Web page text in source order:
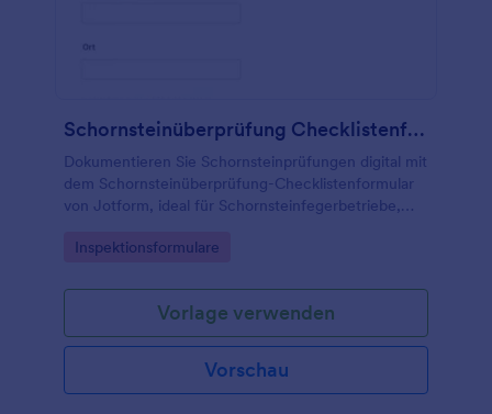
Schornsteinüberprüfung Checklistenformular
Dokumentieren Sie Schornsteinprüfungen digital mit
dem Schornsteinüberprüfung-Checklistenformular
von Jotform, ideal für Schornsteinfegerbetriebe,
daten erfassung und Nachverfolgung.
Go to Category:
Inspektionsformulare
Vorlage verwenden
Vorschau